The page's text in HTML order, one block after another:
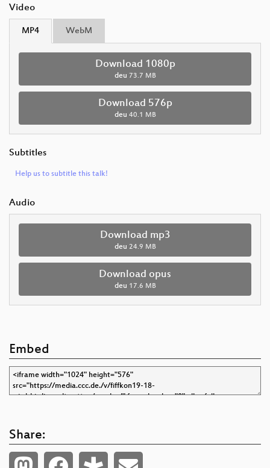
Video
MP4 WebM
Download 1080p
deu 73.7 MB
Download 576p
deu 40.1 MB
Subtitles
Help us to subtitle this talk!
Audio
Download mp3
deu 24.9 MB
Download opus
deu 17.6 MB
Embed
Share: